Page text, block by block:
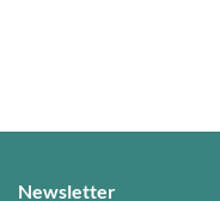
Newsletter